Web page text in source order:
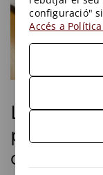
La
per a
demora
configuració"
Accés a